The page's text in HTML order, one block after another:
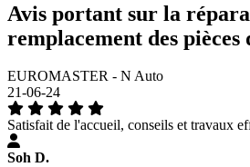
Avis portant sur la
remplacement des
EUROMASTER - N Auto
21-06-24
Satisfait de l'accueil, conseils et travaux
Soh D.